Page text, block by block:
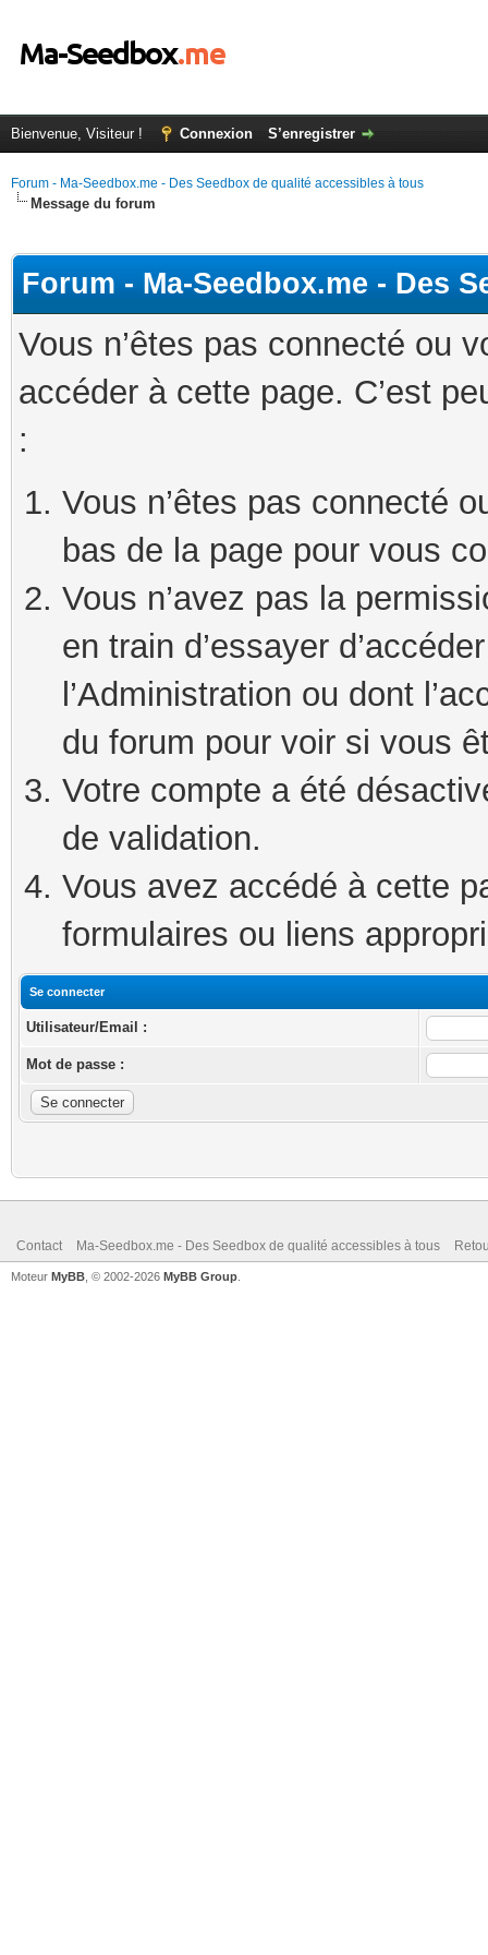
Bienvenue, Visiteur ! Connexion S’enregistrer
Forum - Ma-Seedbox.me - Des Seedbox de qualité accessibles à tous
Message du forum
Forum - Ma-Seedbox.me - Des
Vous n’êtes pas connecté ou
accéder à cette page. C’est
:
Vous n’êtes pas connecté
bas de la page pour vous
Vous n’avez pas la
en train d’essayer
l’Administration ou dont
du forum pour voir si vous
Votre compte a été
de validation.
Vous avez accédé à cette
formulaires ou liens
Se connecter
Utilisateur/Email :
Mot de passe :
Contact Ma-Seedbox.me - Des Seedbox de qualité accessibles à tous
Moteur MyBB , © 2002-2026 MyBB Group